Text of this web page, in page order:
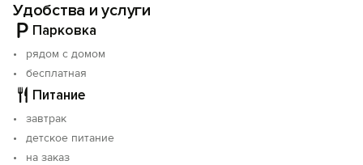
Дизайн уютного кафе, расположенного в отеле
приятной атмосфере, вы сможете насладиться
вкусными и питательными завтраками,
приготовленными нашим шеф-поваром. Для удобства
гостей в меню есть 5 вариантов завтраков на любой
вкус. Также в отеле можно заказать обеды и ужины
по меню Аля-карт по доступной цене.
Удобства и услуги
Парковка
рядом с домом
бесплатная
Питание
завтрак
детское питание
на заказ